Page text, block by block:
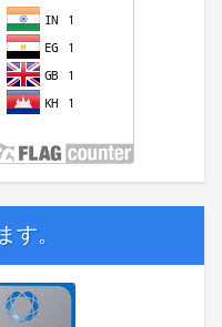
す。